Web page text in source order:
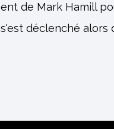
de Mark Hamill
déclenché alors